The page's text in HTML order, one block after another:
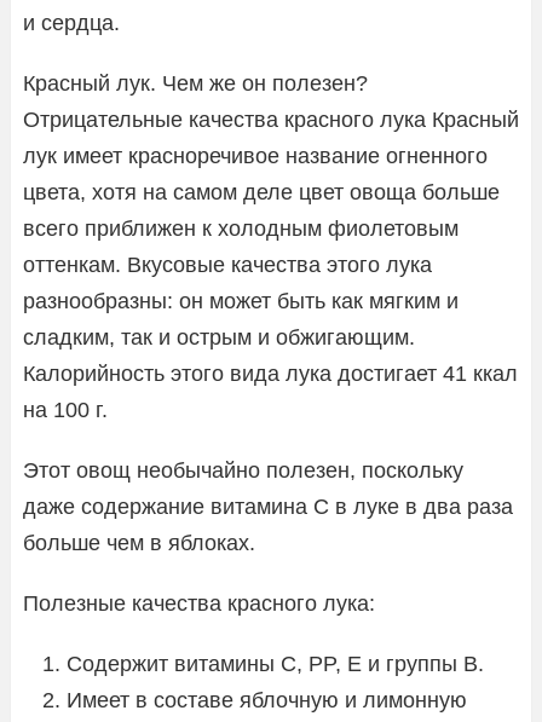
и сердца.
Красный лук. Чем же он полезен?
Отрицательные качества красного лука Красный
лук имеет красноречивое название огненного
цвета, хотя на самом деле цвет овоща больше
всего приближен к холодным фиолетовым
оттенкам. Вкусовые качества этого лука
разнообразны: он может быть как мягким и
сладким, так и острым и обжигающим.
Калорийность этого вида лука достигает 41 ккал
на 100 г.
Этот овощ необычайно полезен, поскольку
даже содержание витамина C в луке в два раза
больше чем в яблоках.
Полезные качества красного лука:
Содержит витамины C, PP, E и группы B.
Имеет в составе яблочную и лимонную